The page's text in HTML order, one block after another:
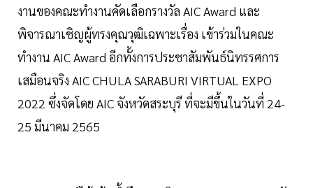
งานของคณะทำงานคัดเลือกรางวัล AIC Award และ
พิจารณาเชิญผู้ทรงคุณวุฒิเฉพาะเรื่อง เข้าร่วมในคณะ
ทำงาน AIC Award อีกทั้งการประชาสัมพันธ์นิทรรศการ
เสมือนจริง AIC CHULA SARABURI VIRTUAL EXPO
2022 ซึ่งจัดโดย AIC จังหวัดสระบุรี ที่จะมีขึ้นในวันที่ 24-
25 มีนาคม 2565